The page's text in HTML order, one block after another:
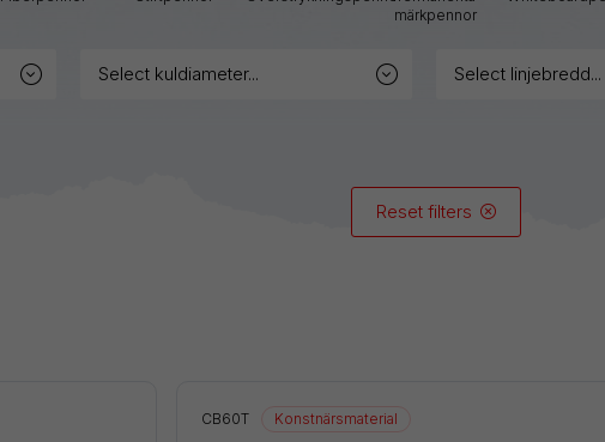
märkpennor
select kuldiameter... select linjebredd...
Reset filters
CB60T Konstnärsmaterial